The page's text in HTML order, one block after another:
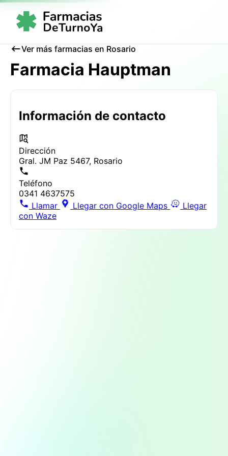
Ver más farmacias en Rosario
Farmacia Hauptman
Información de contacto
Dirección
Gral. JM Paz 5467, Rosario
Teléfono
0341 4637575
Llamar
Llegar con Google Maps
Llegar
con Waze